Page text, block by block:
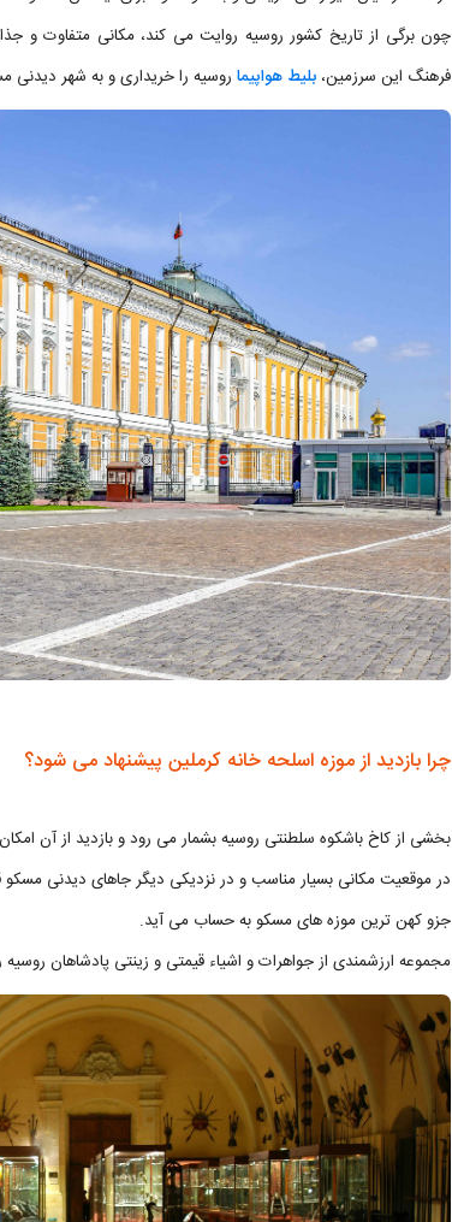
چون برگی از تاریخ کشور روسیه روایت می کند، مکانی متفاوت و
فرهنگ این سرزمین، بلیط هواپیما روسیه را خریداری و به شهر دیدنی
چرا بازدید از موزه اسلحه خانه کرملین پیشنهاد می شود؟
بخشی از کاخ باشکوه سلطنتی روسیه بشمار می رود و بازدید از آن
در موقعیت مکانی بسیار مناسب و در نزدیکی دیگر جاهای دیدنی مسکو
جزو کهن ترین موزه های مسکو به حساب می آید.
مجموعه ارزشمندی از جواهرات و اشیاء قیمتی و زینتی پادشاهان